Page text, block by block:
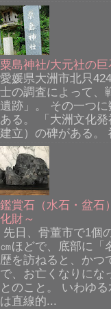
粟島神社/大元社の巨
愛媛県大洲市北只
士の調査によって、
遺跡」。 その一つ
ある。 「大洲文化
建立）の碑がある。
鑑賞石（水石・盆石
化財～
先日、骨董市で1個
㎝ほどで、底部に「
歴を訪ねると、かつ
で、お亡くなりにな
とのこと。 いわゆ
は直線的...